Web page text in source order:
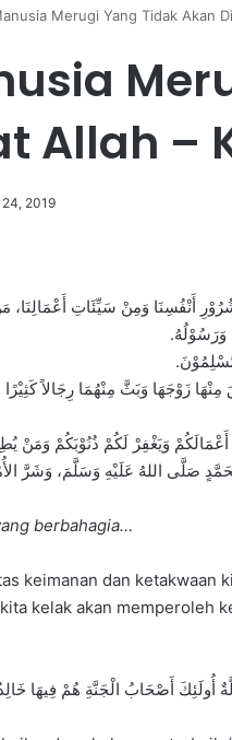
Merugi Yang Tidak Akan
Allah –
2019
ﺃَﻧْﻔُﺴِﻨَﺎ ﻭَﻣِﻦْ ﺳَﻴِّﺌَﺎﺕِ
ﻭَﺭَﺳُﻮْﻟُﻪُ.
ﻣُّﺴْﻠِﻤُﻮْﻥَ.
ﺯَﻭْﺟَﻬَﺎ ﻭَﺑَﺚَّ ﻣِﻨْﻬُﻤَﺎ ﺭِﺟَﺎﻻً ﻛَﺜِﻴْﺮًﺍ
ﺃَﻋْﻤَﺎﻟَﻜُﻢْ ﻭَﻳَﻐْﻔِﺮْ ﻟَﻜُﻢْ ﺫُﻧُﻮْﺑَﻜُﻢْ ﻭَﻣَﻦْ
صَلَّى ﺍﻟﻠﻪُ ﻋَﻠَﻴْﻪِ ﻭَﺳَﻠَّﻢَ، ﻭَﺷَﺮَّ
berbahagia…
keimanan dan ketakwaan
kelak akan memperoleh
أُولَئِكَ أَصْحَابُ الْجَنَّةِ هُمْ فِيهَا